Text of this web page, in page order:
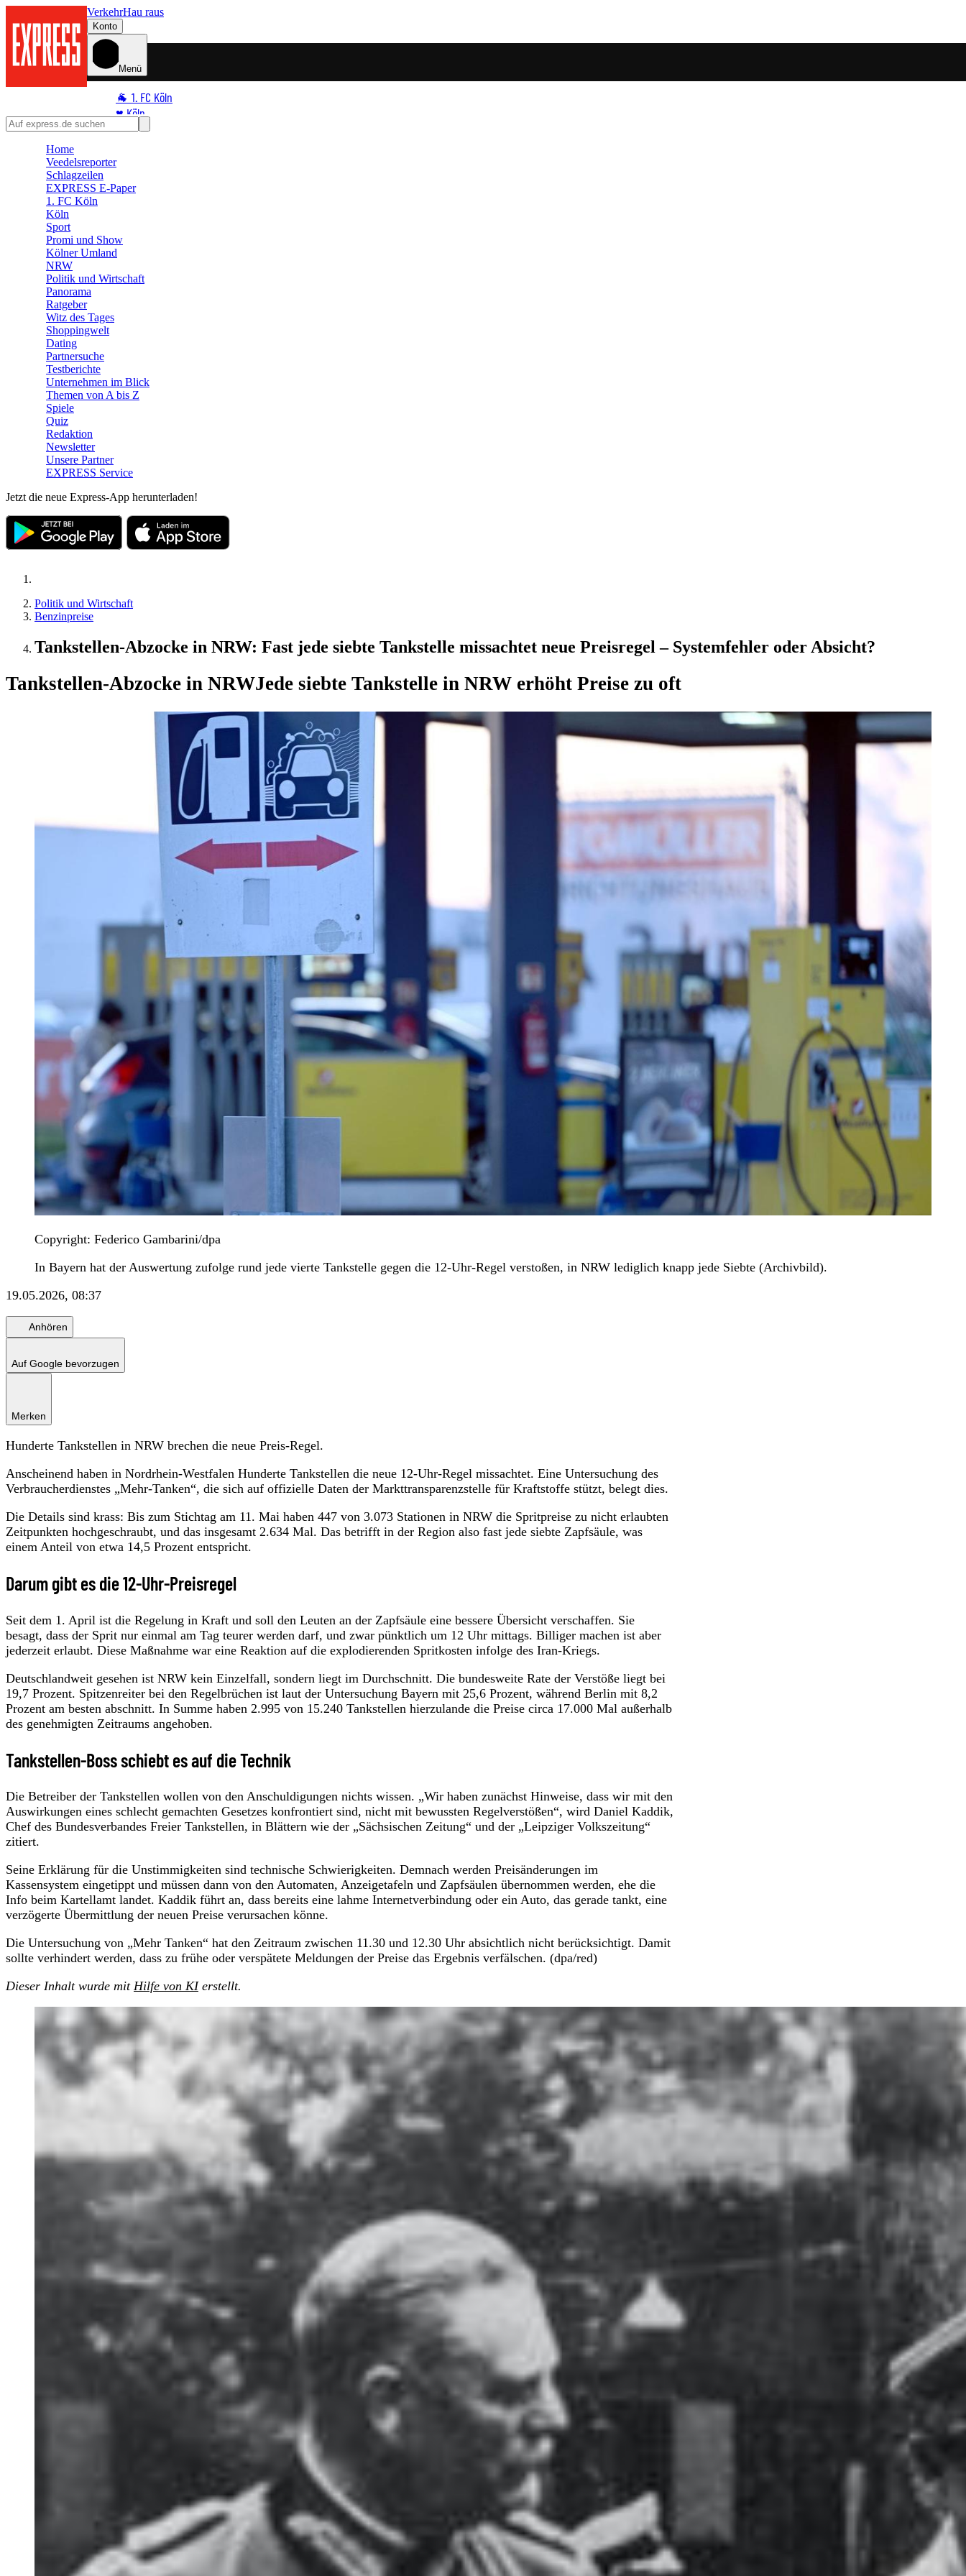
VerkehrHau raus
Konto
Menü
🐐 1. FC Köln
♥️ Köln
⭐ Promi
🛒 Shoppingwelt
🧩 Spiele
Home
Veedelsreporter
Schlagzeilen
EXPRESS E-Paper
1. FC Köln
Köln
Sport
Promi und Show
Kölner Umland
NRW
Politik und Wirtschaft
Panorama
Ratgeber
Witz des Tages
Shoppingwelt
Dating
Partnersuche
Testberichte
Unternehmen im Blick
Themen von A bis Z
Spiele
Quiz
Redaktion
Newsletter
Unsere Partner
EXPRESS Service
Jetzt die neue Express-App herunterladen!
Politik und Wirtschaft
Benzinpreise
Tankstellen-Abzocke in NRW: Fast jede siebte Tankstelle missachtet neue Preisregel – Systemfehler oder Absicht?
Tankstellen-Abzocke in NRWJede siebte Tankstelle in NRW erhöht Preise zu oft
Copyright: Federico Gambarini/dpa
In Bayern hat der Auswertung zufolge rund jede vierte Tankstelle gegen die 12-Uhr-Regel verstoßen, in NRW lediglich knapp jede Siebte (Archivbild).
19.05.2026, 08:37
Anhören
Auf Google bevorzugen
Merken
Hunderte Tankstellen in NRW brechen die neue Preis-Regel.
Anscheinend haben in Nordrhein-Westfalen Hunderte Tankstellen die neue 12-Uhr-Regel missachtet. Eine Untersuchung des
Verbraucherdienstes „Mehr-Tanken“, die sich auf offizielle Daten der Markttransparenzstelle für Kraftstoffe stützt, belegt dies.
Die Details sind krass: Bis zum Stichtag am 11. Mai haben 447 von 3.073 Stationen in NRW die Spritpreise zu nicht erlaubten
Zeitpunkten hochgeschraubt, und das insgesamt 2.634 Mal. Das betrifft in der Region also fast jede siebte Zapfsäule, was
einem Anteil von etwa 14,5 Prozent entspricht.
Darum gibt es die 12-Uhr-Preisregel
Seit dem 1. April ist die Regelung in Kraft und soll den Leuten an der Zapfsäule eine bessere Übersicht verschaffen. Sie
besagt, dass der Sprit nur einmal am Tag teurer werden darf, und zwar pünktlich um 12 Uhr mittags. Billiger machen ist aber
jederzeit erlaubt. Diese Maßnahme war eine Reaktion auf die explodierenden Spritkosten infolge des Iran-Kriegs.
Deutschlandweit gesehen ist NRW kein Einzelfall, sondern liegt im Durchschnitt. Die bundesweite Rate der Verstöße liegt bei
19,7 Prozent. Spitzenreiter bei den Regelbrüchen ist laut der Untersuchung Bayern mit 25,6 Prozent, während Berlin mit 8,2
Prozent am besten abschnitt. In Summe haben 2.995 von 15.240 Tankstellen hierzulande die Preise circa 17.000 Mal außerhalb
des genehmigten Zeitraums angehoben.
Tankstellen-Boss schiebt es auf die Technik
Die Betreiber der Tankstellen wollen von den Anschuldigungen nichts wissen. „Wir haben zunächst Hinweise, dass wir mit den
Auswirkungen eines schlecht gemachten Gesetzes konfrontiert sind, nicht mit bewussten Regelverstößen“, wird Daniel Kaddik,
Chef des Bundesverbandes Freier Tankstellen, in Blättern wie der „Sächsischen Zeitung“ und der „Leipziger Volkszeitung“
zitiert.
Seine Erklärung für die Unstimmigkeiten sind technische Schwierigkeiten. Demnach werden Preisänderungen im
Kassensystem eingetippt und müssen dann von den Automaten, Anzeigetafeln und Zapfsäulen übernommen werden, ehe die
Info beim Kartellamt landet. Kaddik führt an, dass bereits eine lahme Internetverbindung oder ein Auto, das gerade tankt, eine
verzögerte Übermittlung der neuen Preise verursachen könne.
Die Untersuchung von „Mehr Tanken“ hat den Zeitraum zwischen 11.30 und 12.30 Uhr absichtlich nicht berücksichtigt. Damit
sollte verhindert werden, dass zu frühe oder verspätete Meldungen der Preise das Ergebnis verfälschen. (dpa/red)
Dieser Inhalt wurde mit Hilfe von KIerstellt.